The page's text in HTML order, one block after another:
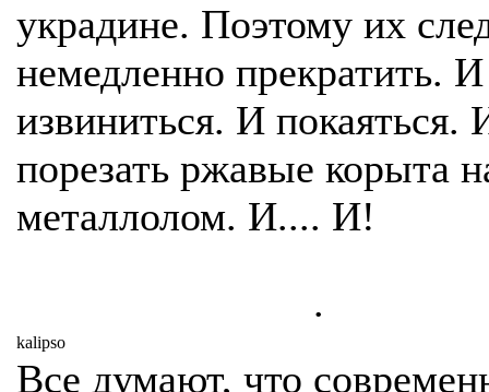
украдине. Поэтому их
немедленно прекратить. И
извиниться. И покаяться.
порезать ржавые корыта
металлолом. И.... И!
.
kalipso
Все думают, что